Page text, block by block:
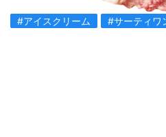
#アイスクリーム #サーティワ